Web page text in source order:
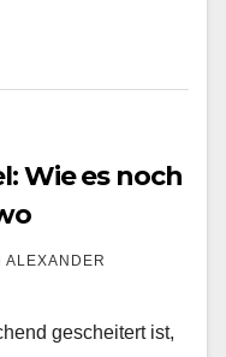
Wie es noch
ALEXANDER
gescheitert ist,